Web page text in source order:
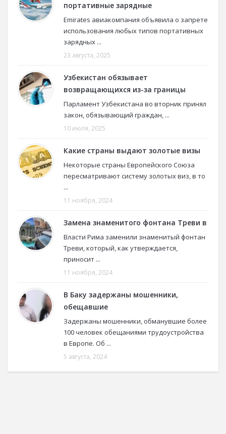
портативные зарядные
Emirates авиакомпания объявила о запрете
использования любых типов портативных
зарядных ...
23 августа, 2025
Узбекистан обязывает
возвращающихся из-за границы
Парламент Узбекистана во вторник принял
закон, обязывающий граждан, ...
10 июля, 2025
Какие страны выдают золотые визы
Некоторые страны Европейского Союза
пересматривают систему золотых виз, в то
...
11 ноября, 2024
Замена знаменитого фонтана Треви в
Власти Рима заменили знаменитый фонтан
Треви, который, как утверждается,
приносит ...
11 ноября, 2024
В Баку задержаны мошенники,
обещавшие
Задержаны мошенники, обманувшие более
100 человек обещаниями трудоустройства
в Европе. Об ...
5 августа, 2024